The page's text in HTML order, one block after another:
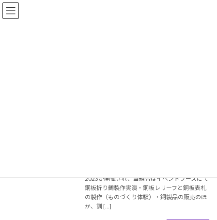
コ
ン
ナ
ビ
2023が開催され、当組合はイベントブースにて
銅板折り鶴製作実演・銅板レリーフと銅板表札
の製作（ものづくり体験）・銅製品の販売のほ
か、訓 […]